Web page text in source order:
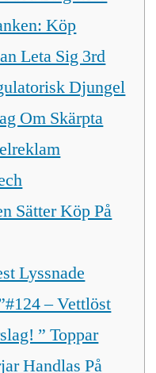
Köp
Leta Sig 3rd
Djungel
Om Skärpta
Sätter Köp På
Lyssnade
– Vettlöst
” Toppar
Handlas På